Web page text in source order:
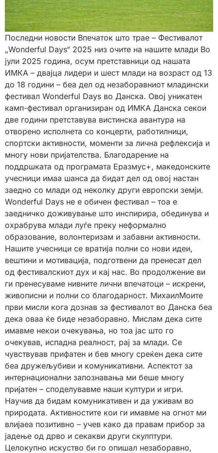
Последни новости Впечаток што трае – Фестивалот
„Wonderful Days“ 2025 низ очите на нашите млади Во
јули 2025 година, осум претставници од нашата
ИМКА – двајца лидери и шест млади на возраст од 13
до 18 години – беа дел од незаборавниот младински
фестивал Wonderful Days во Данска. Овој уникатен
камп-фестивал организиран од ИМКА Данска секои
две години претставува вистинска авантура на
отворено исполнета со концерти, работилници,
спортски активности, моменти за лична рефлексија и
многу нови пријателства. Благодарение на
поддршката од програмата Еразмус+, македонските
учесници имаа шанса да бидат дел од овој настан
заедно со млади од неколку други европски земји.
Wonderful Days не е обичен фестивал – тоа е
заедничко доживување што инспирира, обединува и
охрабрува млади луѓе преку неформално
образование, волонтеризам и забавни активности.
Нашите учесници се вратија полни со нови идеи,
вештини и мотивација, подготвени да пренесат дел
од фестивалскиот дух и кај нас. Во продолжение ви
ги пренесуваме нивните лични впечатоци – искрени,
живописни и полни со благодарност. МихаилМоите
први мисли кога дознав за фестивалот во Данска беа
дека оваа ќе биде незаборавно. Мислам дека сите
имавме некои очекувања, но тоа јас што го
очекував, испадна реалност, рај за млади. Се
чувствував прифатен и бев многу среќен дека сите
беа дружељубиви и комуникативни. Аспектот за
интернационални запознавања ми беше многу
пријатен – споделувавме наши култури и игри.
Научив да бидам комуникативен и да уживам во
природата. Активностите кои ги имавме на огнот ми
влијаеа позитивно – учев како да правам прибор за
јадење од дрво и секакви други скулптури.
Целокупно искуство би го опишал незаборавно,